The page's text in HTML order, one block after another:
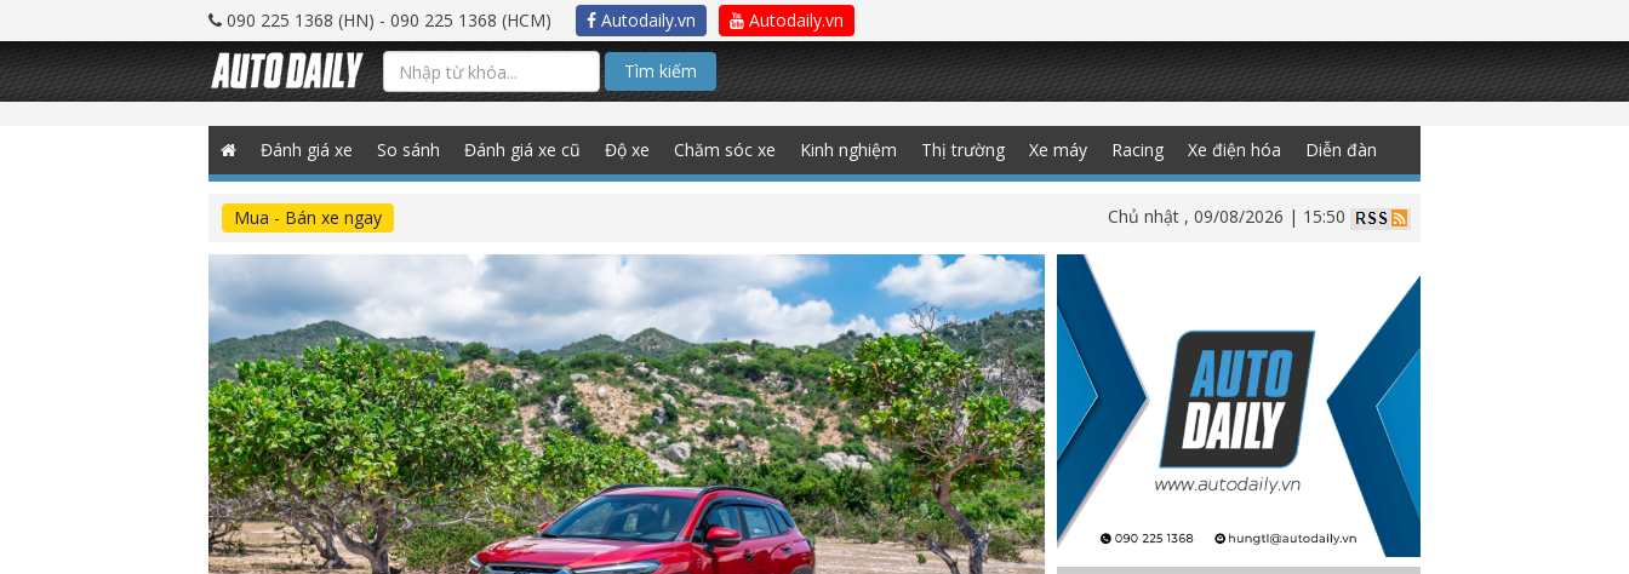
090 225 1368 (HN) - 090 225 1368 (HCM) Autodaily.vn Autodaily.vn
Tìm kiếm
Đánh giá xe So sánh Đánh giá xe cũ Độ xe Chăm sóc xe Kinh nghiệm Thị trường Xe máy Racing Xe điện hóa Diễn đàn
Mua - Bán xe ngay Chủ nhật , 09/08/2026 | 15:50